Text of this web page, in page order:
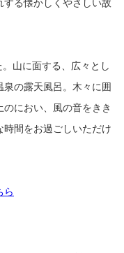
る懐かしくやさしい故
山に面する、広々とし
の露天風呂。木々に囲
におい、風の音をきき
時間をお過ごしいただけ
ら